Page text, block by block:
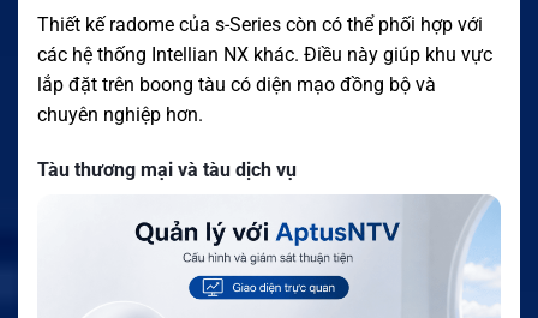
Thiết kế radome của s-Series còn có thể phối hợp với
các hệ thống Intellian NX khác. Điều này giúp khu vực
lắp đặt trên boong tàu có diện mạo đồng bộ và
chuyên nghiệp hơn.
Tàu thương mại và tàu dịch vụ